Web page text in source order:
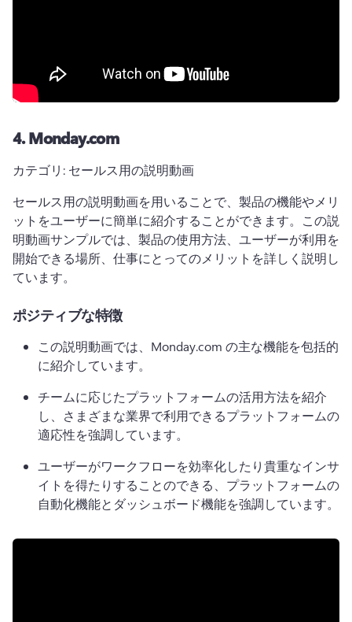
4.Monday.com
カテゴリ: セールス用の説明動画
セールス用の説明動画を用いることで、製品の機能やメリ
ットをユーザーに簡単に紹介することができます。 この説
明動画サンプルでは、製品の使用方法、ユーザーが利用を
開始できる場所、仕事にとってのメリットを詳しく説明し
ています。
ポジティブな特徴
この説明動画では、Monday.com の主な機能を包括的
に紹介しています。
チームに応じたプラットフォームの活用方法を紹介
し、さまざまな業界で利用できるプラットフォームの
適応性を強調しています。
ユーザーがワークフローを効率化したり貴重なインサ
イトを得たりすることのできる、プラットフォームの
自動化機能とダッシュボード機能を強調しています。